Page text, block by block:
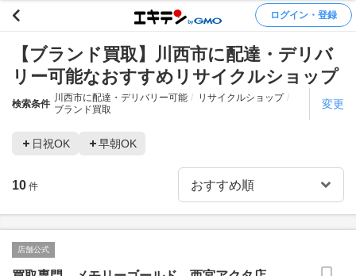
ログイン・登録
【ブランド買取】川西市に配達・デリバ
リー可能なおすすめリサイクルショップ
検索条件
川西市に配達・デリバリー可能
リサイクルショップ
ブランド買取
変更
日祝OK 早朝OK
10 件
店舗公式